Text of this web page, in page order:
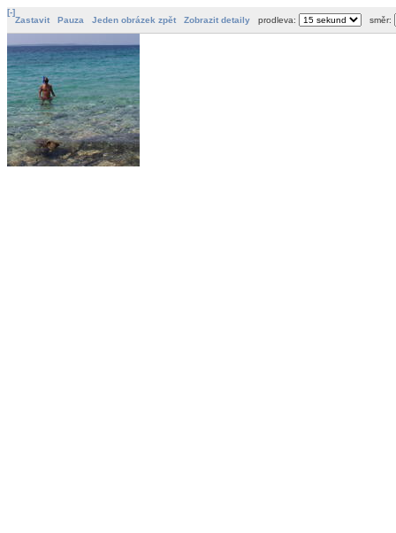
[-]
Zastavit
Pauza Jeden obrázek zpět Zobrazit detaily prodleva: směr: